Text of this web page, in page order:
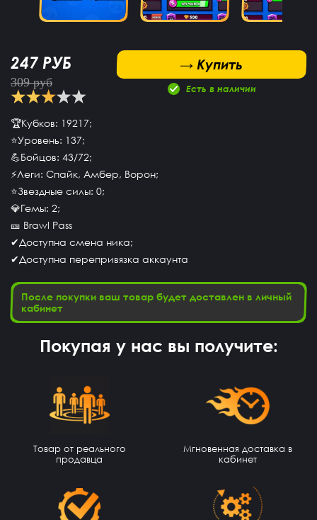
247 РУБ
309 руб
→ Купить
Купить
Есть в наличии
🏆Кубков: 19217;
⭐Уровень: 137;
💪Бойцов: 43/72;
⚡Леги: Спайк, Амбер, Ворон;
⭐Звездные силы: 0;
💎Гемы: 2;
🎫 Brawl Pass
✔Доступна смена ника;
✔Доступна перепривязка аккаунта
После покупки ваш товар будет доставлен в личный
кабинет
Покупая у нас вы получите:
Товар от реального
продавца
Мгновенная доставка в
кабинет
14 часов назад
Сайт топ!!!
12 часов назад